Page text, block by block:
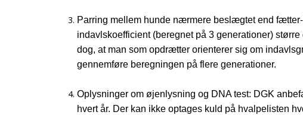
Parring mellem hunde nærmere beslægtet end
indavlskoefficient (beregnet på 3 generationer)
dog, at man som opdrætter orienterer sig om
gennemføre beregningen på flere generationer.
Oplysninger om øjenlysning og DNA test: DGK
hvert år. Der kan ikke optages kuld på hvalpelisten